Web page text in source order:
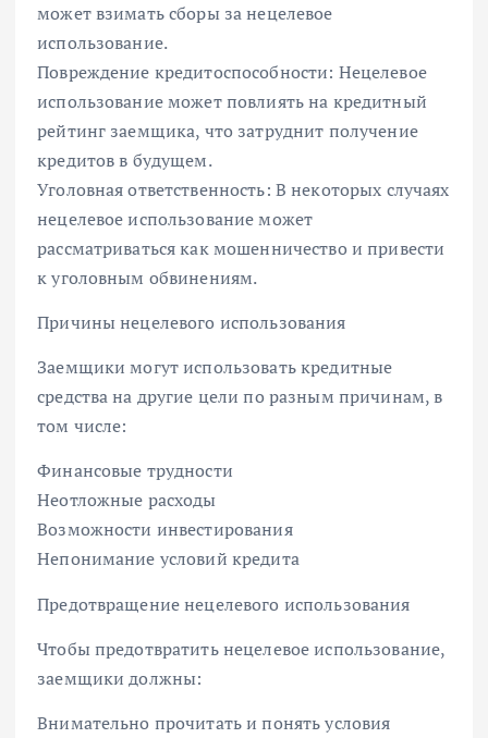
может взимать сборы за нецелевое
использование.
Повреждение кредитоспособности: Нецелевое
использование может повлиять на кредитный
рейтинг заемщика, что затруднит получение
кредитов в будущем.
Уголовная ответственность: В некоторых случаях
нецелевое использование может
рассматриваться как мошенничество и привести
к уголовным обвинениям.
Причины нецелевого использования
Заемщики могут использовать кредитные
средства на другие цели по разным причинам, в
том числе:
Финансовые трудности
Неотложные расходы
Возможности инвестирования
Непонимание условий кредита
Предотвращение нецелевого использования
Чтобы предотвратить нецелевое использование,
заемщики должны:
Внимательно прочитать и понять условия